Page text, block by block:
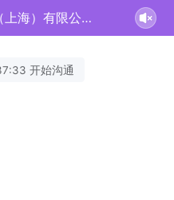
中机华睿轴承（上海）有限公司正在为您服务
开始沟通